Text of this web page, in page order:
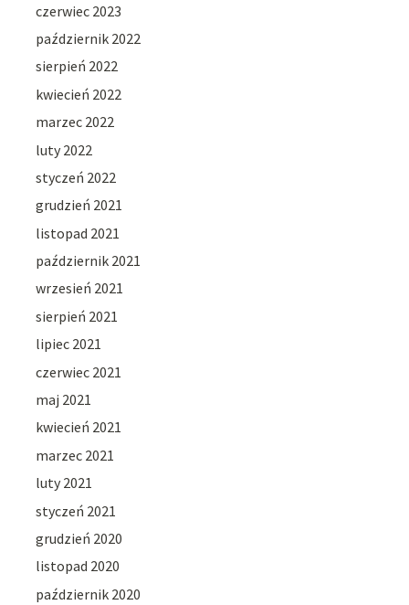
czerwiec 2023
październik 2022
sierpień 2022
kwiecień 2022
marzec 2022
luty 2022
styczeń 2022
grudzień 2021
listopad 2021
październik 2021
wrzesień 2021
sierpień 2021
lipiec 2021
czerwiec 2021
maj 2021
kwiecień 2021
marzec 2021
luty 2021
styczeń 2021
grudzień 2020
listopad 2020
październik 2020